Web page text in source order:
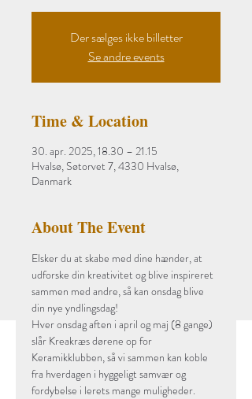
Der sælges ikke billetter
Se andre events
Time & Location
30. apr. 2025, 18.30 – 21.15
Hvalsø, Søtorvet 7, 4330 Hvalsø,
Danmark
About The Event
Elsker du at skabe med dine hænder, at
udforske din kreativitet og blive inspireret
sammen med andre, så kan onsdag blive
din nye yndlingsdag!
Hver onsdag aften i april og maj (8 gange)
slår Kreakræs dørene op for
Keramikklubben, så vi sammen kan koble
fra hverdagen i hyggeligt samvær og
fordybelse i lerets mange muligheder.